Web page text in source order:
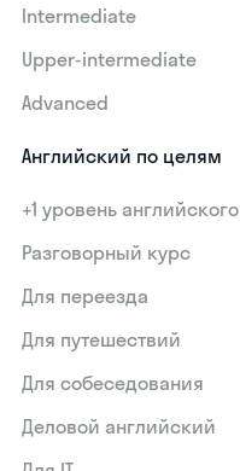
Intermediate
Upper-intermediate
Advanced
Английский по целям
+1 уровень английского
Разговорный курс
Для переезда
Для путешествий
Для собеседования
Деловой английский